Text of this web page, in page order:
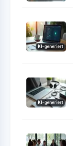
KI-generiert
KI-generiert